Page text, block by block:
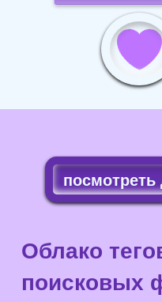
посмотреть
Облако
поисковых